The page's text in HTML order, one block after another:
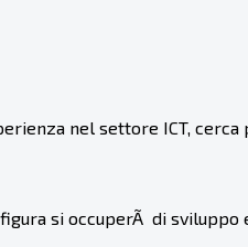
nel settore ICT,
si occuperÃ di